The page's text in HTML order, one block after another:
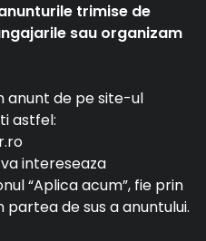
trimise de
sau organizam
anunt de pe site-ul
astfel:
intereseaza
“Aplica acum”, fie prin
de sus a anuntului.